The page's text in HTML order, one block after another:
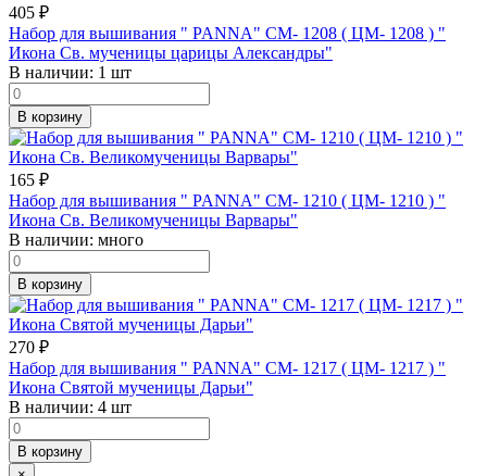
405 ₽
Набор для вышивания " PANNA" CM- 1208 ( ЦМ- 1208 ) "
Икона Св. мученицы царицы Александры"
В наличии: 1 шт
В корзину
165 ₽
Набор для вышивания " PANNA" CM- 1210 ( ЦМ- 1210 ) "
Икона Св. Великомученицы Варвары"
В наличии: много
В корзину
270 ₽
Набор для вышивания " PANNA" CM- 1217 ( ЦМ- 1217 ) "
Икона Святой мученицы Дарьи"
В наличии: 4 шт
В корзину